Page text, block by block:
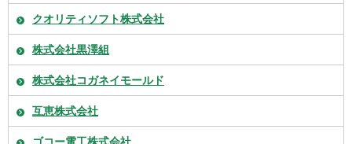
クオリティソフト株式会社
株式会社黒澤組
株式会社コガネイモールド
互恵株式会社